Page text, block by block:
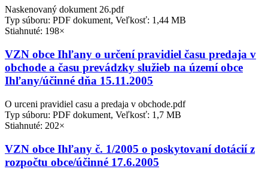
Naskenovaný dokument 26.pdf
Typ súboru: PDF dokument, Veľkosť: 1,44 MB
Stiahnuté: 198×
VZN obce Ihľany o určení pravidiel času predaja v
obchode a času prevádzky služieb na území obce
Ihľany/účinné dňa 15.11.2005
O urceni pravidiel casu a predaja v obchode.pdf
Typ súboru: PDF dokument, Veľkosť: 1,7 MB
Stiahnuté: 202×
VZN obce Ihľany č. 1/2005 o poskytovaní dotácií z
rozpočtu obce/účinné 17.6.2005